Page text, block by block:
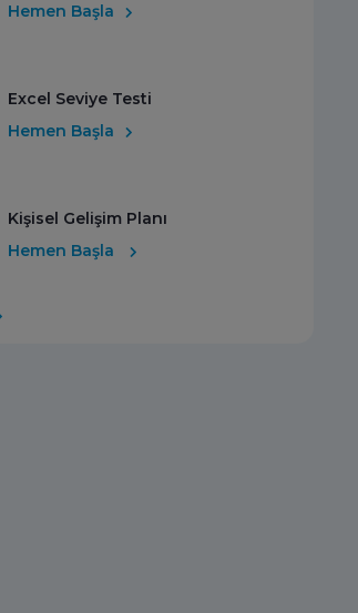
Hemen Başla
Excel Seviye Testi
Hemen Başla
Kişisel Gelişim Planı
Hemen Başla